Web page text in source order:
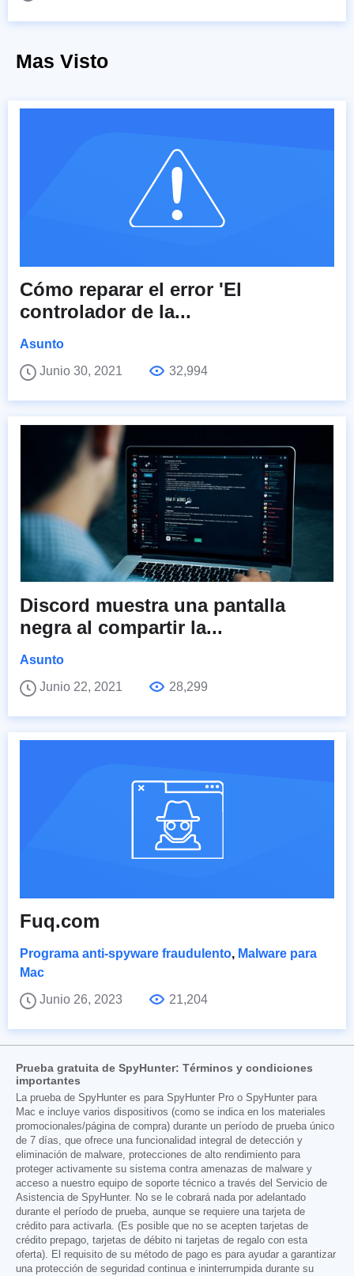
Mas Visto
Cómo reparar el error 'El
controlador de la...
Asunto
Junio 30, 2021
32,994
Discord muestra una pantalla
negra al compartir la...
Asunto
Junio 22, 2021
28,299
Fuq.com
Programa anti-spyware fraudulento, Malware para
Mac
Junio 26, 2023
21,204
Prueba gratuita de SpyHunter: Términos y condiciones
importantes
La prueba de SpyHunter es para SpyHunter Pro o SpyHunter para
Mac e incluye varios dispositivos (como se indica en los materiales
promocionales/página de compra) durante un período de prueba único
de 7 días, que ofrece una funcionalidad integral de detección y
eliminación de malware, protecciones de alto rendimiento para
proteger activamente su sistema contra amenazas de malware y
acceso a nuestro equipo de soporte técnico a través del Servicio de
Asistencia de SpyHunter. No se le cobrará nada por adelantado
durante el período de prueba, aunque se requiere una tarjeta de
crédito para activarla. (Es posible que no se acepten tarjetas de
crédito prepago, tarjetas de débito ni tarjetas de regalo con esta
oferta). El requisito de su método de pago es para ayudar a garantizar
una protección de seguridad continua e ininterrumpida durante su